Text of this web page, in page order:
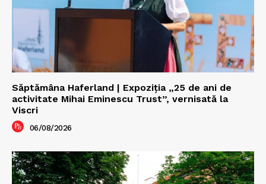
Săptămâna Haferland | Expoziţia „25 de ani de
activitate Mihai Eminescu Trust”, vernisată la
Viscri
06/08/2026